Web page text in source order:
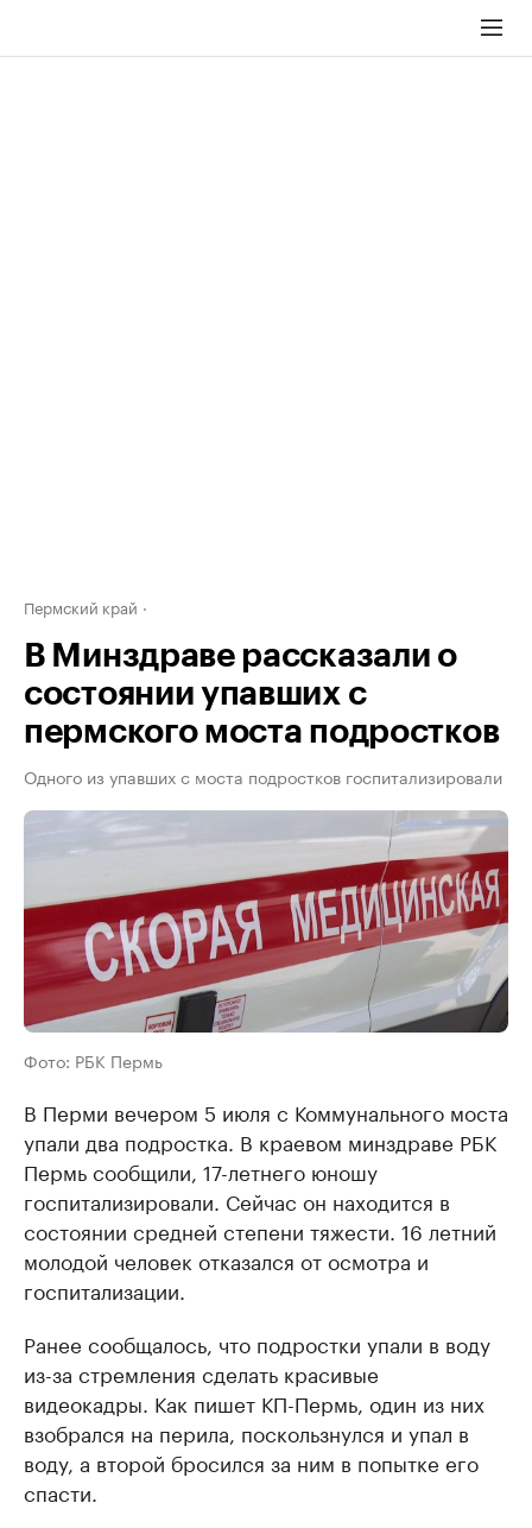
Пермский край
В Минздраве рассказали о
состоянии упавших с
пермского моста подростков
Одного из упавших с моста подростков госпитализировали
Фото: РБК Пермь
В Перми вечером 5 июля с Коммунального моста
упали два подростка. В краевом минздраве РБК
Пермь сообщили, 17-летнего юношу
госпитализировали. Сейчас он находится в
состоянии средней степени тяжести. 16 летний
молодой человек отказался от осмотра и
госпитализации.
Ранее сообщалось, что подростки упали в воду
из-за стремления сделать красивые
видеокадры. Как пишет КП-Пермь, один из них
взобрался на перила, поскользнулся и упал в
воду, а второй бросился за ним в попытке его
спасти.